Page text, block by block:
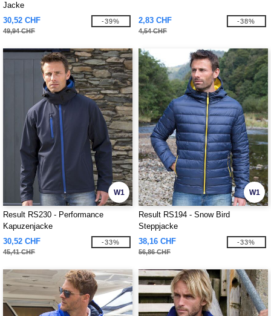
Jacke
30,52 CHF
49,94 CHF
-39% 2,83 CHF
4,54 CHF
-38%
W1
Result RS230 - Performance
Kapuzenjacke
30,52 CHF
45,41 CHF
-33%
W1
Result RS194 - Snow Bird
Steppjacke
38,16 CHF
56,86 CHF
-33%